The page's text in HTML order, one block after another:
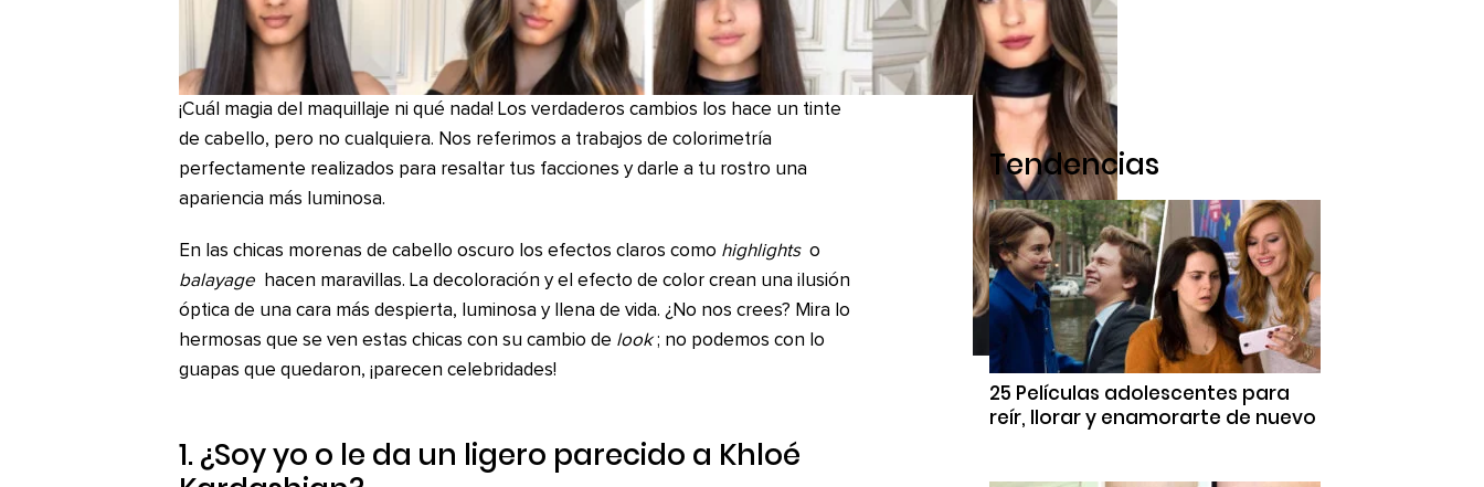
¡Cuál magia del maquillaje ni qué nada! Los verdaderos cambios los hace un tinte
de cabello, pero no cualquiera. Nos referimos a trabajos de colorimetría
perfectamente realizados para resaltar tus facciones y darle a tu rostro una
apariencia más luminosa.
En las chicas morenas de cabello oscuro los efectos claros como highlights o
balayage
hacen maravillas. La decoloración y el efecto de color crean una ilusión
óptica de una cara más despierta, luminosa y llena de vida. ¿No nos crees? Mira lo
hermosas que se ven estas chicas con su cambio de look ; no podemos con lo
guapas que quedaron, ¡parecen celebridades!
1. ¿Soy yo o le da un ligero parecido a Khloé
Tendencias
25 Películas adolescentes para
reír, llorar y enamorarte de nuevo